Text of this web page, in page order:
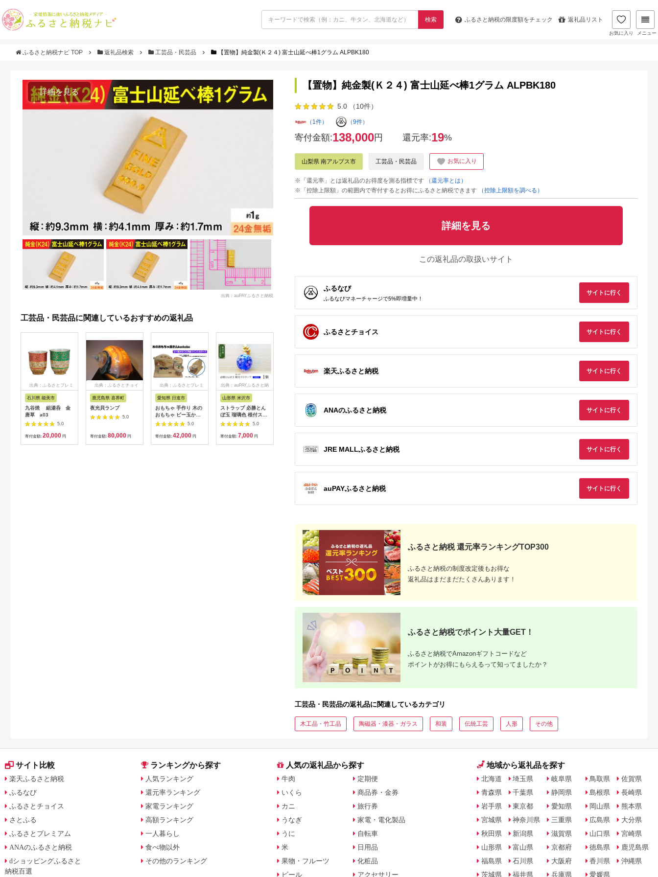
検索 ふるさと納税の限度額をチェック 返礼品リスト
お気に入り メニュー
ふるさと納税ナビ TOP 返礼品検索 工芸品・民芸品 【置物】純金製(Ｋ２４) 富士山延べ棒1グラム ALPBK180
詳細を見る
出典：auPAYふるさと納税
工芸品・民芸品に関連しているおすすめの返礼品
出典：ふるさとプレミ
石川県 能美市
九谷焼 組湯呑 金
唐草 a03
5.0
寄付金額: 20,000 円
出典：ふるさとチョイ
鹿児島県 喜界町
夜光貝ランプ
5.0
寄付金額: 80,000 円
出典：ふるさとプレミ
愛知県 日進市
おもちゃ 手作り 木の
おもちゃ ビー玉から
くり 円盤ツイントル
ネード からくり 玩具
赤ちゃん 子供 雑貨
5.0
寄付金額: 42,000 円
出典：auPAYふるさと納
山形県 米沢市
ストラップ 必勝とん
ぼ玉 瑠璃色 根付スト
ラップ 必勝祈願 雑貨
[103-003-BL]
5.0
寄付金額: 7,000 円
パスケース グロッシ
ーハート 文庫屋大関
ダー 名刺ケース 名刺
雑貨 生活雑貨 小物 革
38-01A栃尾てまり
（きく）
かり おしゃれ 置物 烏
グラス 工芸品 伝統工
知育家具 シリーズ お
もちゃばこ 65cm幅 (
65MW_ おもちゃ お
クス 子供 子供用 ふる
ステンドグラス ペン
ダント ライト SPL-3
【アトリエエトルリ
ア】 [ARF043]
【置物】純金製(Ｋ２４) 富士山延べ棒1グラム ALPBK180
5.0 （10件）
（1件） （9件）
寄付金額:138,000円 還元率:19%
山梨県 南アルプス市 工芸品・民芸品 お気に入り
※「還元率」とは返礼品のお得度を測る指標です
（還元率とは）
※「控除上限額」の範囲内で寄付するとお得にふるさと納税できます
（控除上限額を調べる）
詳細を見る
この返礼品の取扱いサイト
ふるなび
ふるなびマネーチャージで5%即増量中！
サイトに行く
ふるさとチョイス サイトに行く
楽天ふるさと納税 サイトに行く
ANAのふるさと納税 サイトに行く
JRE MALLふるさと納税 サイトに行く
auPAYふるさと納税 サイトに行く
ふるさと納税 還元率ランキングTOP300
ふるさと納税の制度改定後もお得な
返礼品はまだまだたくさんあります！
ふるさと納税でポイント大量GET！
ふるさと納税でAmazonギフトコードなど
ポイントがお得にもらえるって知ってましたか？
工芸品・民芸品の返礼品に関連しているカテゴリ
木工品・竹工品 陶磁器・漆器・ガラス 和装 伝統工芸 人形 その他
サイト比較
楽天ふるさと納税
ふるなび
ふるさとチョイス
さとふる
ふるさとプレミアム
ANAのふるさと納税
dショッピングふるさと
納税百選
ランキングから探す
人気ランキング
還元率ランキング
家電ランキング
高額ランキング
一人暮らし
食べ物以外
その他のランキング
人気の返礼品から探す
牛肉
いくら
カニ
うなぎ
うに
米
果物・フルーツ
ビール
定期便
商品券・金券
旅行券
家電・電化製品
自転車
日用品
化粧品
アクセサリー
地域から返礼品を探す
北海道
青森県
岩手県
宮城県
秋田県
山形県
福島県
茨城県
埼玉県
千葉県
東京都
神奈川県
新潟県
富山県
石川県
福井県
岐阜県
静岡県
愛知県
三重県
滋賀県
京都府
大阪府
兵庫県
鳥取県
島根県
岡山県
広島県
山口県
徳島県
香川県
愛媛県
佐賀県
長崎県
熊本県
大分県
宮崎県
鹿児島県
沖縄県